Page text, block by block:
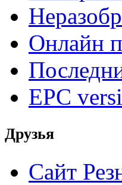
Онлайн
EPC
Друзья
Сайт